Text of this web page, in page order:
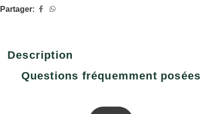
Partager:
Description
Questions fréquemment posées